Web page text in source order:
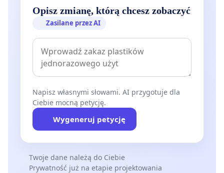
Opisz zmianę, którą chcesz zobaczyć
Zasilane przez AI
Napisz własnymi słowami. AI przygotuje dla
Ciebie mocną petycję.
Wygeneruj petycję
Twoje dane należą do Ciebie
Prywatność już na etapie projektowania